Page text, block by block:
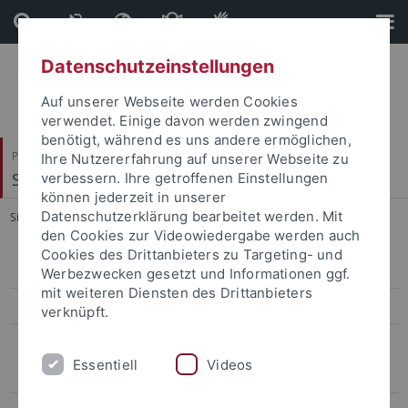
Direkt
zum
Inhalt
Direkt
zur
Fußleiste
Philosophische Fakultät
Seminar für Sprachwissenschaft
Sie sind hier: Startseite ... Fragen zu ISCL
Allgemeine Sprachwissenschaft
Computerlinguistik
Allgemeine Fragen
Datenschutzeinstellungen
Auf unserer Webseite werden Cookies
verwendet. Einige davon werden zwingend
benötigt, während es uns andere ermöglichen,
Ihre Nutzererfahrung auf unserer Webseite zu
verbessern. Ihre getroffenen Einstellungen
können jederzeit in unserer
Datenschutzerklärung bearbeitet werden. Mit
den Cookies zur Videowiedergabe werden auch
Cookies des Drittanbieters zu Targeting- und
Werbezwecken gesetzt und Informationen ggf.
mit weiteren Diensten des Drittanbieters
verknüpft.
Essentiell Videos